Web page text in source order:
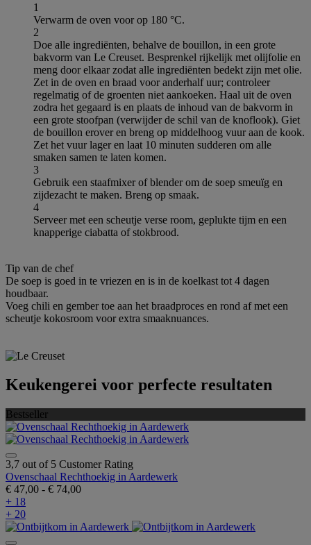
1
Verwarm de oven voor op 180 °C.
2
Doe alle ingrediënten, behalve de bouillon, in een grote
bakvorm van Le Creuset. Besprenkel rijkelijk met olijfolie en
meng door elkaar zodat alle ingrediënten bedekt zijn met olie.
Zet in de oven en braad voor anderhalf uur; controleer
regelmatig of de groenten niet aankoeken. Haal uit de oven
zodra het gegaard is en plaats de inhoud van de bakvorm in
een grote stoofpan (verwijder de schil van de knoflook). Giet
de bouillon erover en breng op middelhoog vuur aan de kook.
Zet het vuur lager en laat 10 minuten sudderen om alle
smaken samen te laten komen.
3
Gebruik een staafmixer of blender om de soep smeuïg en
zijdezacht te maken. Breng op smaak.
4
Serveer met een scheutje verse room, geplukte tijm en een
knapperige ciabatta of stokbrood.
Tip van de chef
De soep is goed in te vriezen en is in de koelkast tot 4 dagen
houdbaar.
Voeg chili en gember toe aan het braadproces en rond af met een
scheutje kokosroom voor extra smaaknuances.
Keukengerei voor perfecte resultaten
Bestseller
3,7 out of 5 Customer Rating
Ovenschaal Rechthoekig in Aardewerk
€ 47,00 - € 74,00
+ 18
+ 20